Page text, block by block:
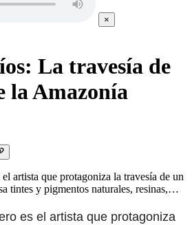
×
La travesía de
la Amazonía
artista que protagoniza la travesía de un
tintes y pigmentos naturales, resinas,…
es el artista que protagoniza